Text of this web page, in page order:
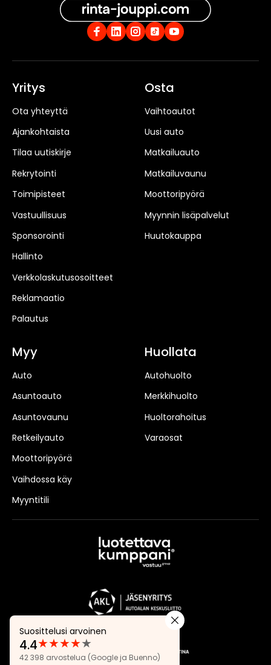
Suosittelusi arvoinen
Arvostelut:
★★★★★
4.4
42 398 arvostelua (Google ja Buenno)
Yritys
Ota yhteyttä
Ajankohtaista
Tilaa uutiskirje
Rekrytointi
Toimipisteet
Vastuullisuus
Sponsorointi
Hallinto
Verkkolaskutusosoitteet
Reklamaatio
Palautus
Osta
Vaihtoautot
Uusi auto
Matkailuauto
Matkailuvaunu
Moottoripyörä
Myynnin lisäpalvelut
Huutokauppa
Myy
Auto
Asuntoauto
Asuntovaunu
Retkeilyauto
Moottoripyörä
Vaihdossa käy
Myyntitili
Huollata
Autohuolto
Merkkihuolto
Huoltorahoitus
Varaosat